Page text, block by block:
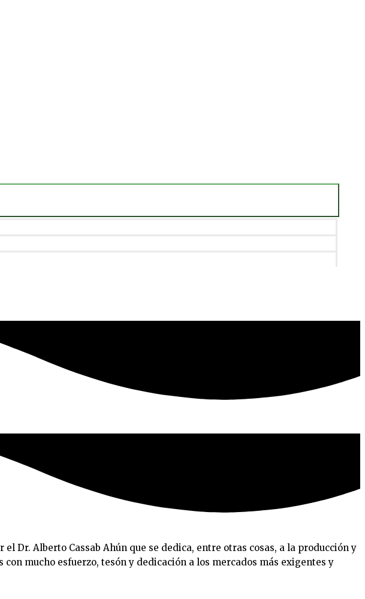
Dr. Alberto Cassab Ahún que se dedica, entre otras cosas, a la producción y
mucho esfuerzo, tesón y dedicación a los mercados más exigentes y